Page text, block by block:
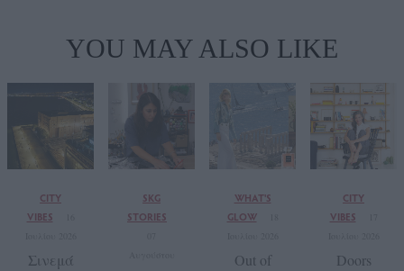
YOU MAY ALSO LIKE
CITY
VIBES
Σινεμά
SKG
STORIES
WHAT'S
GLOW
Out of
CITY
VIBES
Doors